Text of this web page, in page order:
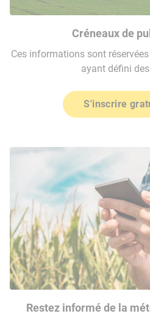
Créneaux de
Ces informations sont
ayant défini
S'inscrire
Restez informé de la